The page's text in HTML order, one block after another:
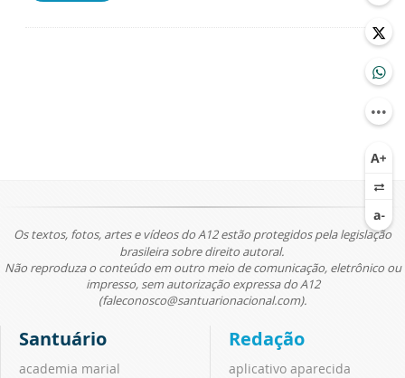
Os textos, fotos, artes e vídeos do A12 estão protegidos pela legislação
brasileira sobre direito autoral.
Não reproduza o conteúdo em outro meio de comunicação, eletrônico ou
impresso, sem autorização expressa do A12
(faleconosco@santuarionacional.com).
Santuário
academia marial
Redação
aplicativo aparecida